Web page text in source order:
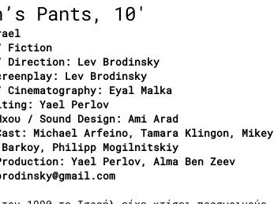
Pants, 10'
/ Fiction
/ Direction: Lev Brodinsky
Lev Brodinsky
Cinematography: Eyal Malka
Yael Perlov
/ Sound Design: Ami Arad
Michael Arfeino, Tamara Klingon, Mikey
Barkoy, Philipp Mogilnitskiy
Yael Perlov, Alma Ben Zeev